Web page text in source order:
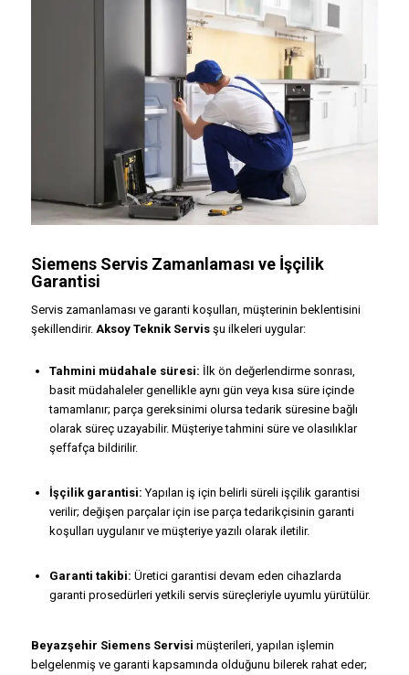
Siemens Servis Zamanlaması ve İşçilik
Garantisi
Servis zamanlaması ve garanti koşulları, müşterinin beklentisini
şekillendirir. Aksoy Teknik Servisşu ilkeleri uygular:
Tahmini müdahale süresi: İlk ön değerlendirme sonrası,
basit müdahaleler genellikle aynı gün veya kısa süre içinde
tamamlanır; parça gereksinimi olursa tedarik süresine bağlı
olarak süreç uzayabilir. Müşteriye tahmini süre ve olasılıklar
şeffafça bildirilir.
İşçilik garantisi: Yapılan iş için belirli süreli işçilik garantisi
verilir; değişen parçalar için ise parça tedarikçisinin garanti
koşulları uygulanır ve müşteriye yazılı olarak iletilir.
Garanti takibi: Üretici garantisi devam eden cihazlarda
garanti prosedürleri yetkili servis süreçleriyle uyumlu yürütülür.
Beyazşehir Siemens Servisi müşterileri, yapılan işlemin
belgelenmiş ve garanti kapsamında olduğunu bilerek rahat eder;